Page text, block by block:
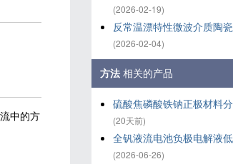
中的方
(2026-02-19)
反常温漂特性微波介质陶瓷
(2026-02-04)
方法 相关的产品
硫酸焦磷酸铁钠正极材料
(20天前)
全钒液流电池负极电解液
(2026-06-26)